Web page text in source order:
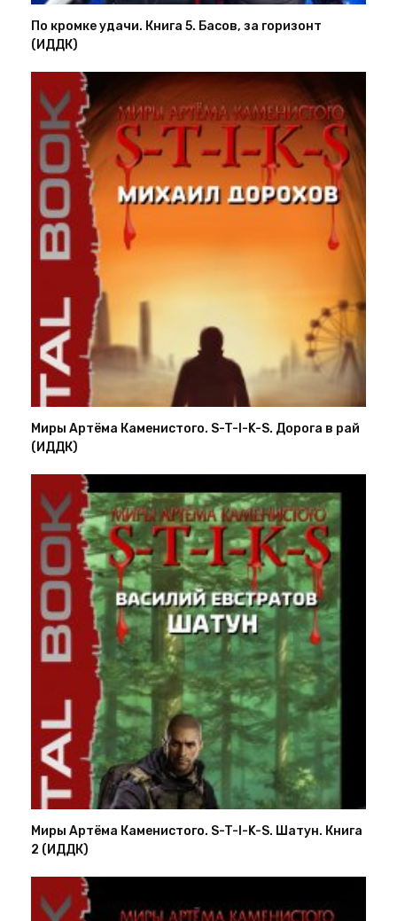
По кромке удачи. Книга 5. Басов, за горизонт
(ИДДК)
Миры Артёма Каменистого. S-T-I-K-S. Дорога в рай
(ИДДК)
Миры Артёма Каменистого. S-T-I-K-S. Шатун. Книга
2 (ИДДК)